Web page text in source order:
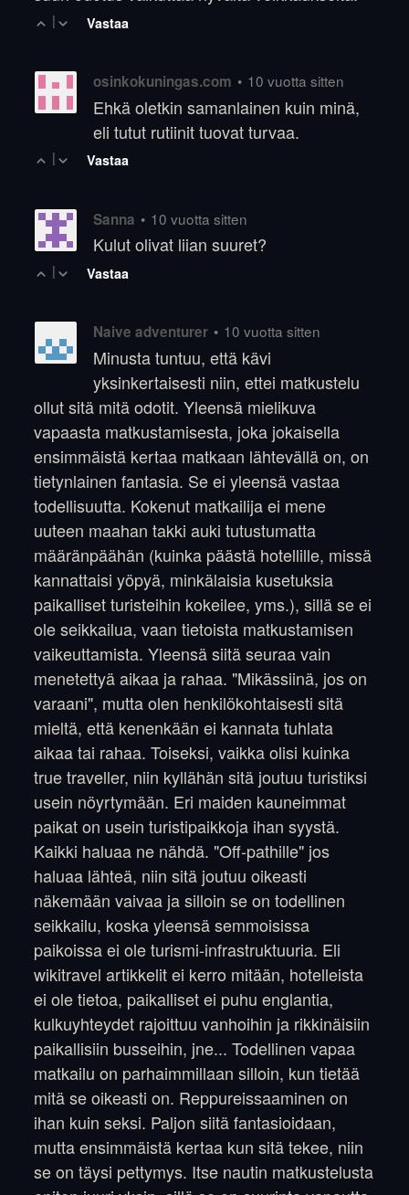
| Vastaa
osinkokuningas.com • 10 vuotta sitten
Ehkä oletkin samanlainen kuin minä,
eli tutut rutiinit tuovat turvaa.
| Vastaa
Sanna • 10 vuotta sitten
Kulut olivat liian suuret?
| Vastaa
Naive adventurer • 10 vuotta sitten
Minusta tuntuu, että kävi
yksinkertaisesti niin, ettei matkustelu
ollut sitä mitä odotit. Yleensä mielikuva
vapaasta matkustamisesta, joka jokaisella
ensimmäistä kertaa matkaan lähtevällä on, on
tietynlainen fantasia. Se ei yleensä vastaa
todellisuutta. Kokenut matkailija ei mene
uuteen maahan takki auki tutustumatta
määränpäähän (kuinka päästä hotellille, missä
kannattaisi yöpyä, minkälaisia kusetuksia
paikalliset turisteihin kokeilee, yms.), sillä se ei
ole seikkailua, vaan tietoista matkustamisen
vaikeuttamista. Yleensä siitä seuraa vain
menetettyä aikaa ja rahaa. "Mikässiinä, jos on
varaani", mutta olen henkilökohtaisesti sitä
mieltä, että kenenkään ei kannata tuhlata
aikaa tai rahaa. Toiseksi, vaikka olisi kuinka
true traveller, niin kyllähän sitä joutuu turistiksi
usein nöyrtymään. Eri maiden kauneimmat
paikat on usein turistipaikkoja ihan syystä.
Kaikki haluaa ne nähdä. "Off-pathille" jos
haluaa lähteä, niin sitä joutuu oikeasti
näkemään vaivaa ja silloin se on todellinen
seikkailu, koska yleensä semmoisissa
paikoissa ei ole turismi-infrastruktuuria. Eli
wikitravel artikkelit ei kerro mitään, hotelleista
ei ole tietoa, paikalliset ei puhu englantia,
kulkuyhteydet rajoittuu vanhoihin ja rikkinäisiin
paikallisiin busseihin, jne... Todellinen vapaa
matkailu on parhaimmillaan silloin, kun tietää
mitä se oikeasti on. Reppureissaaminen on
ihan kuin seksi. Paljon siitä fantasioidaan,
mutta ensimmäistä kertaa kun sitä tekee, niin
se on täysi pettymys. Itse nautin matkustelusta